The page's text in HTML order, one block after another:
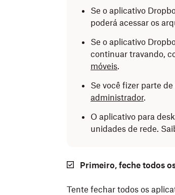
Se o aplicativo
poderá acessar os
Se o aplicativo
continuar travando,
móveis.
Se você fizer parte
administrador.
O aplicativo para
unidades de rede.
Primeiro, feche todos
Tente fechar todos os